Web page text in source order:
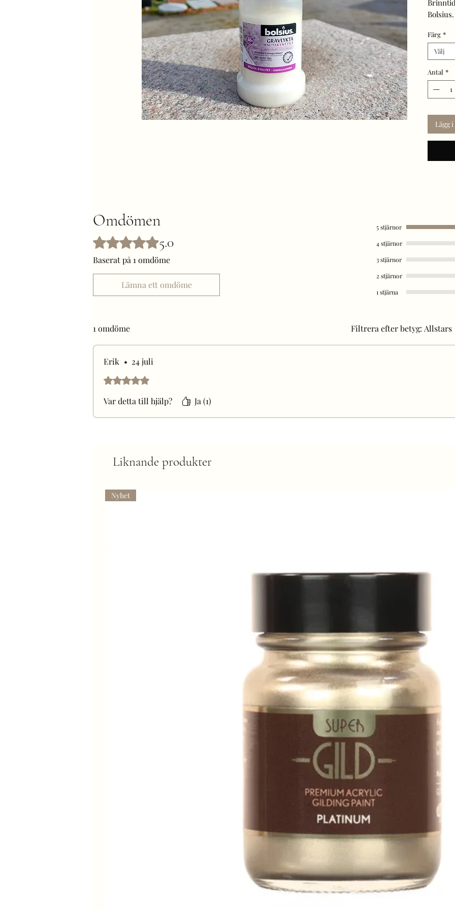
Bolsius.
Frakt
Färg *
Välj
Antal *
Lägg
Omdömen
Betygsatt till 5 av 5 stjärnor.
5.0
Baserat på 1 omdöme
Lämna ett omdöme
5 stjärnor
4 stjärnor
3 stjärnor
2 stjärnor
1 stjärna
1 omdöme Filtrera efter betyg: Allstars
Erik • 24 juli
Betygsatt till 5 av 5 stjärnor.
Var detta till hjälp? Ja (1)
Liknande produkter
Nyhet